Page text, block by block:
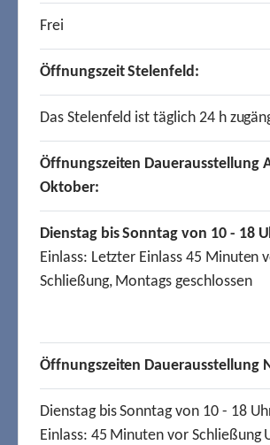
Frei
Öffnungszeit Stelenfeld:
Das Stelenfeld ist täglich 24 h
Öffnungszeiten Dauerausstellung
Oktober:
Dienstag bis Sonntag von 10 - 18
Einlass: Letzter Einlass 45 Minuten
Schließung, Montags geschlossen
Öffnungszeiten Dauerausstellung
Dienstag bis Sonntag von 10 - 18
Einlass: 45 Minuten vor Schließung